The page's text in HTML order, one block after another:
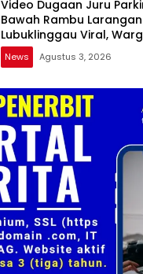
Video Dugaan Juru
Bawah Rambu
Lubuklinggau Viral,
Dugaan Pelanggaran
News Agustus 3, 2026